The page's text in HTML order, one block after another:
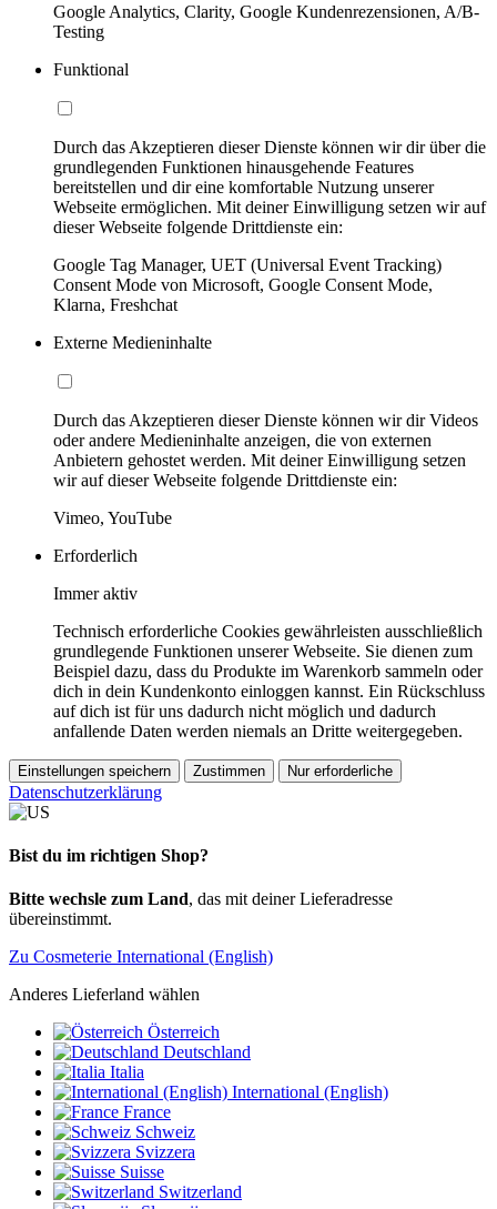
Google Analytics, Clarity, Google Kundenrezensionen, A/B-
Testing
Funktional
Durch das Akzeptieren dieser Dienste können wir dir über die
grundlegenden Funktionen hinausgehende Features
bereitstellen und dir eine komfortable Nutzung unserer
Webseite ermöglichen. Mit deiner Einwilligung setzen wir auf
dieser Webseite folgende Drittdienste ein:
Google Tag Manager, UET (Universal Event Tracking)
Consent Mode von Microsoft, Google Consent Mode,
Klarna, Freshchat
Externe Medieninhalte
Durch das Akzeptieren dieser Dienste können wir dir Videos
oder andere Medieninhalte anzeigen, die von externen
Anbietern gehostet werden. Mit deiner Einwilligung setzen
wir auf dieser Webseite folgende Drittdienste ein:
Vimeo, YouTube
Erforderlich
Immer aktiv
Technisch erforderliche Cookies gewährleisten ausschließlich
grundlegende Funktionen unserer Webseite. Sie dienen zum
Beispiel dazu, dass du Produkte im Warenkorb sammeln oder
dich in dein Kundenkonto einloggen kannst. Ein Rückschluss
auf dich ist für uns dadurch nicht möglich und dadurch
anfallende Daten werden niemals an Dritte weitergegeben.
Einstellungen speichern Zustimmen Nur erforderliche
Datenschutzerklärung
Bist du im richtigen Shop?
Bitte wechsle zum Land, das mit deiner Lieferadresse
übereinstimmt.
Zu Cosmeterie International (English)
Anderes Lieferland wählen
Österreich
Deutschland
Italia
International (English)
France
Schweiz
Svizzera
Suisse
Switzerland